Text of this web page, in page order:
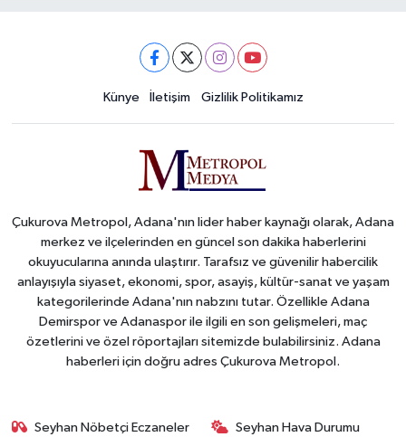
Künye İletişim Gizlilik Politikamız
Çukurova Metropol, Adana'nın lider haber kaynağı olarak, Adana
merkez ve ilçelerinden en güncel son dakika haberlerini
okuyucularına anında ulaştırır. Tarafsız ve güvenilir habercilik
anlayışıyla siyaset, ekonomi, spor, asayiş, kültür-sanat ve yaşam
kategorilerinde Adana'nın nabzını tutar. Özellikle Adana
Demirspor ve Adanaspor ile ilgili en son gelişmeleri, maç
özetlerini ve özel röportajları sitemizde bulabilirsiniz. Adana
haberleri için doğru adres Çukurova Metropol.
Seyhan Nöbetçi Eczaneler Seyhan Hava Durumu